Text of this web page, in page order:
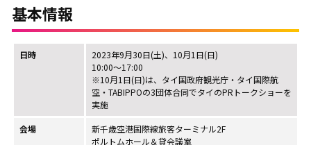
基本情報
日時
2023年9月30日(土)、10月1日(日)
10:00～17:00
※10月1日(日)は、タイ国政府観光庁・タイ国際航
空・TABIPPOの3団体合同でタイのPRトークショーを
実施
会場
新千歳空港国際線旅客ターミナル2F
ポルトムホール＆貸会議室